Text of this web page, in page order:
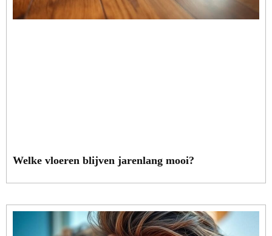
Welke vloeren blijven jarenlang mooi?